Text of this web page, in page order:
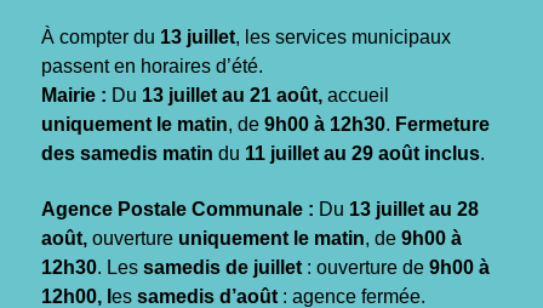
À compter du 13 juillet, les services municipaux
passent en horaires d’été.
Mairie : Du 13 juillet au 21 août, accueil
uniquement le matin, de 9h00 à 12h30. Fermeture
des samedis matin du 11 juillet au 29 août inclus.
Agence Postale Communale : Du 13 juillet au 28
août, ouverture uniquement le matin, de 9h00 à
12h30. Les samedis de juillet : ouverture de 9h00 à
12h00, l es samedis d’août : agence fermée.